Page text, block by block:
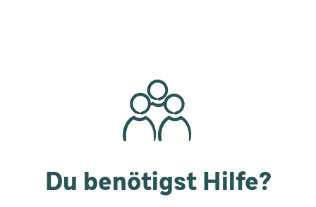
Du benötigst Hilfe?